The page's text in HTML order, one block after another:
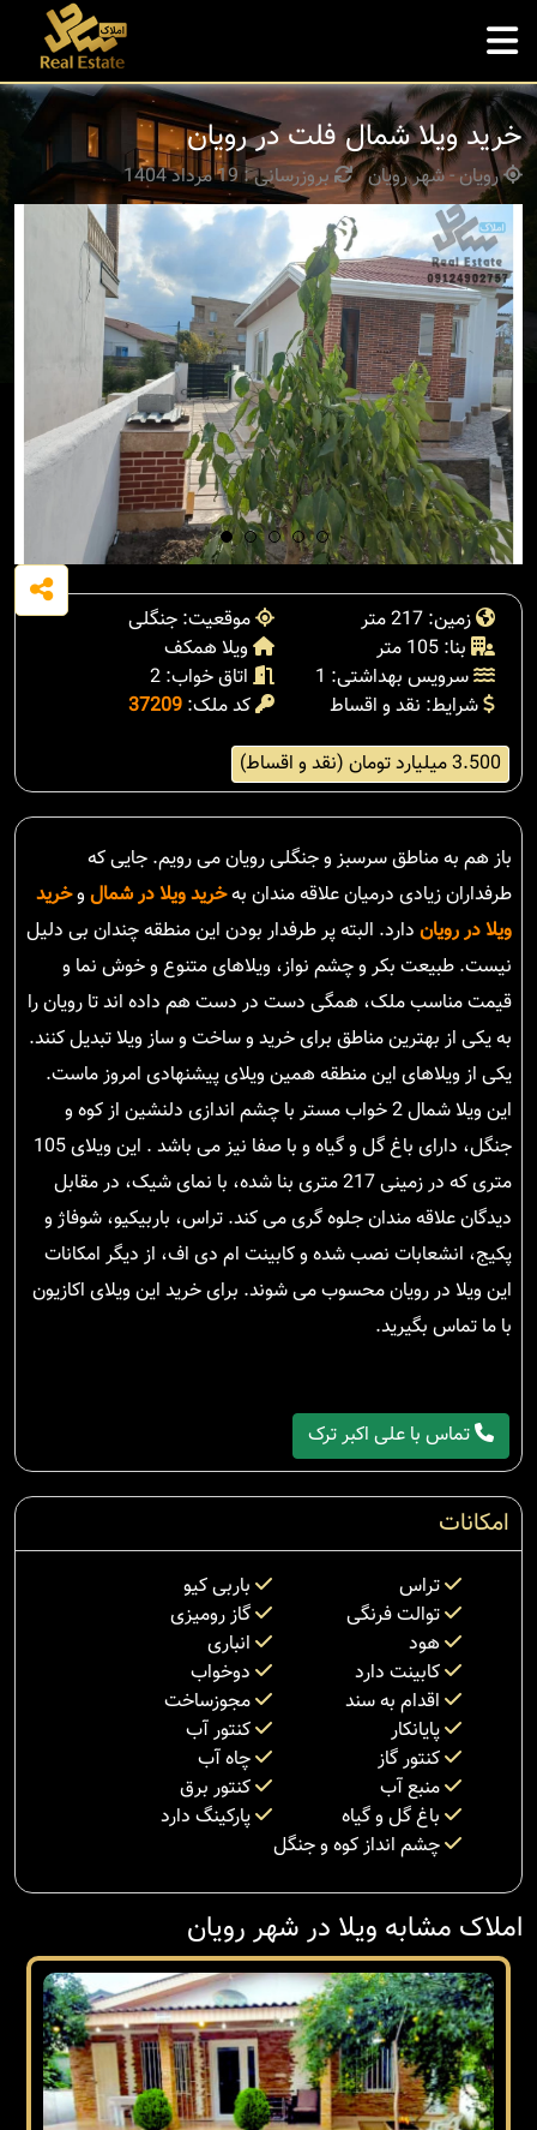
خرید ویلا شمال فلت در رویان
رویان - شهر رویان بروزرسانی : 19 مرداد 1404
زمین: 217 متر
موقعیت: جنگلی
بنا: 105 متر
ویلا همکف
سرویس بهداشتی: 1
اتاق خواب: 2
شرایط: نقد و اقساط
کد ملک: 37209
3.500 میلیارد تومان (نقد و اقساط)
باز هم به مناطق سرسبز و جنگلی رویان می رویم. جایی که
طرفداران زیادی درمیان علاقه مندان بهخرید ویلا در شمال وخرید
ویلا در رویان دارد. البته پر طرفدار بودن این منطقه چندان بی دلیل
نیست. طبیعت بکر و چشم نواز، ویلاهای متنوع و خوش نما و
قیمت مناسب ملک، همگی دست در دست هم داده اند تا رویان را
به یکی از بهترین مناطق برای خرید و ساخت و ساز ویلا تبدیل کنند.
یکی از ویلاهای این منطقه همین ویلای پیشنهادی امروز ماست.
این ویلا شمال 2 خواب مستر با چشم اندازی دلنشین از کوه و
جنگل، دارای باغ گل و گیاه و با صفا نیز می باشد . این ویلای 105
متری که در زمینی 217 متری بنا شده، با نمای شیک، در مقابل
دیدگان علاقه مندان جلوه گری می کند. تراس، باربیکیو، شوفاژ و
پکیج، انشعابات نصب شده و کابینت ام دی اف، از دیگر امکانات
این ویلا در رویان محسوب می شوند. برای خرید این ویلای اکازیون
با ما تماس بگیرید.
تماس با علی اکبر ترک
امکانات
تراس
باربی کیو
توالت فرنگی
گاز رومیزی
هود
انباری
کابینت دارد
دوخواب
اقدام به سند
مجوزساخت
پایانکار
کنتور آب
کنتور گاز
چاه آب
منبع آب
کنتور برق
باغ گل و گیاه
پارکینگ دارد
چشم انداز کوه و جنگل
املاک مشابه ویلا در شهر رویان